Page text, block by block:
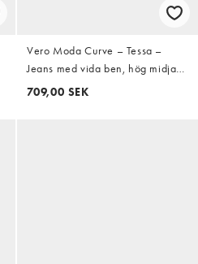
Vero Moda Curve – Tessa –
Jeans med vida ben, hög midja
och mellangrå tvätt
709,00 SEK